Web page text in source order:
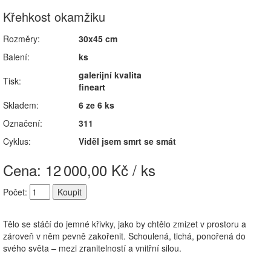
Křehkost okamžiku
Rozměry:
30x45 cm
Balení:
ks
Tisk:
galerijní kvalita
fineart
Skladem:
6 ze 6 ks
Označení:
311
Cyklus:
Viděl jsem smrt se smát
Cena: 12000,00 Kč / ks
Počet:
Tělo se stáčí do jemné křivky, jako by chtělo zmizet v prostoru a
zároveň v něm pevně zakořenit. Schoulená, tichá, ponořená do
svého světa – mezi zranitelností a vnitřní silou.